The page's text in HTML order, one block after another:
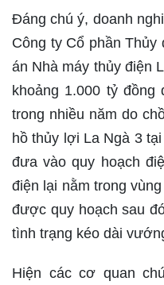
Đáng chú ý, doanh
Công ty Cổ phần
án Nhà máy thủy điện
khoảng 1.000 tỷ đồng
trong nhiều năm do
hồ thủy lợi La Ngà 3
đưa vào quy hoạch
điện lại nằm trong
được quy hoạch sau
tình trạng kéo dài
Hiện các cơ quan